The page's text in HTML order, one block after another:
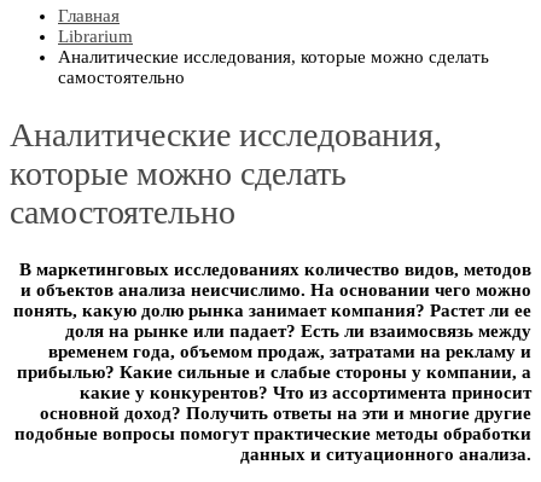
Главная
Librarium
Аналитические исследования, которые можно сделать
самостоятельно
Аналитические исследования,
которые можно сделать
самостоятельно
В маркетинговых исследованиях количество видов, методов
и объектов анализа неисчислимо. На основании чего можно
понять, какую долю рынка занимает компания? Растет ли ее
доля на рынке или падает? Есть ли взаимосвязь между
временем года, объемом продаж, затратами на рекламу и
прибылью? Какие сильные и слабые стороны у компании, а
какие у конкурентов? Что из ассортимента приносит
основной доход? Получить ответы на эти и многие другие
подобные вопросы помогут практические методы обработки
данных и ситуационного анализа.